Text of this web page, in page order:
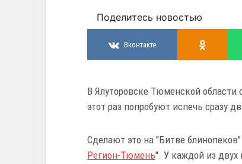
Поделитесь новостью
Вконтакте
В Ялуторовске Тюменской
этот раз попробуют испечь сразу
Сделают это на "Битве
Регион-Тюмень". У каждой из двух